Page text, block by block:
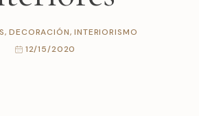
,DECORACIÓN,INTERIORISMO
12/15/2020